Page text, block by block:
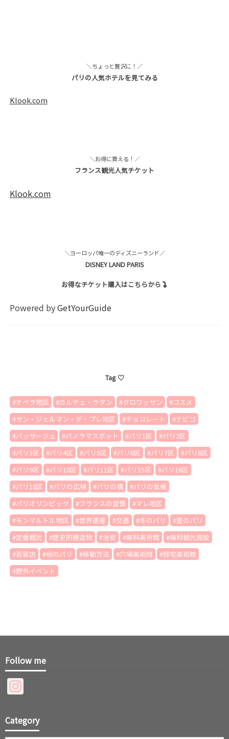
＼ちょっと贅沢に！／
パリの人気ホテルを見てみる
Klook.com
＼お得に買える！／
フランス観光人気チケット
Klook.com
＼ヨーロッパ唯一のディズニーランド／
DISNEY LAND PARIS
お得なチケット購入はこちらから
Powered byGetYourGuide
Tag ♡
オペラ地区 カルチェ・ラタン クロワッサン
コスメ
サン・ジェルマン・デ・プレ地区
チョコレート
ナビゴ
パッサージュ
パノラマスポット パリ1区
パリ2区
パリ3区
パリ4区 パリ5区 パリ6区 パリ7区
パリ8区
パリ9区
パリ10区 パリ11区 パリ15区
パリ16区
パリ18区
パリの広場 パリの橋
パリの気候
パリオリンピック
フランスの習慣
マレ地区
モンマルトル地区
世界遺産 交通 冬のパリ
夏のパリ
定番観光
歴史的建造物 治安 無料美術館
無料観光施設
百貨店
秋のパリ 移動方法 穴場美術館
邸宅美術館
野外イベント
Follow me
Category